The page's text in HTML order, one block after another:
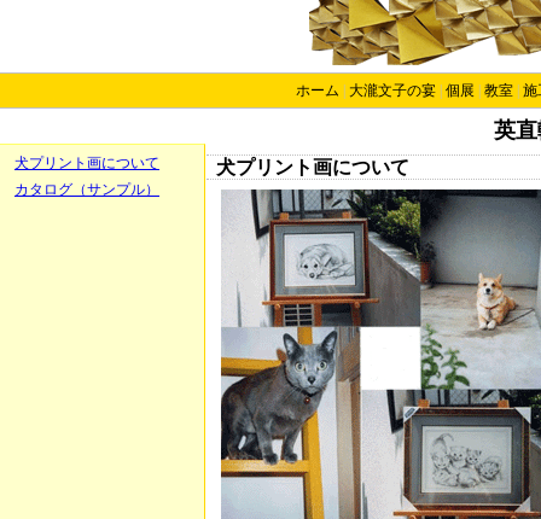
ホーム 大瀧文子の宴| 個展 教室| 施
英
犬プリント画について
カタログ（サンプル）
犬プリント画について